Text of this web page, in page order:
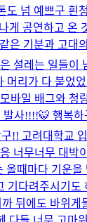
도 넘 예쁘구
게 공연하고
기분과 고대
설레는 일들이
머리가 다 붙었
바일 배그와
사!!!!🐯 행복하
!! 고려대학교
너무너무 대박
때마다 기운
기다려주시기
뒤에도 바위게